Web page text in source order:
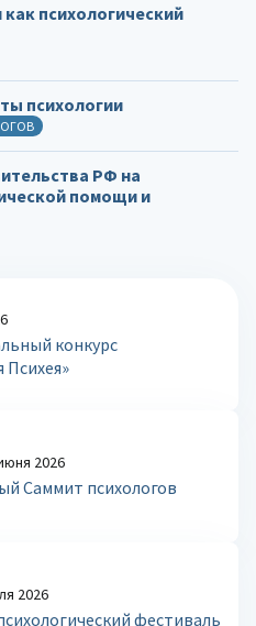
конкурс
Психея»
2026
Саммит психологов
2026
фестиваль
психологический
психологии
РФ на
помощи и